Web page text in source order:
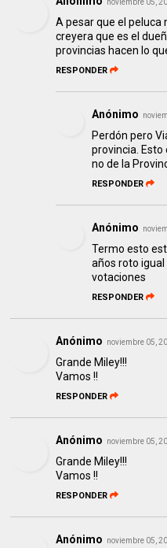
noviembre 05,
A pesar que el peluca
creyera que es el
provincias hacen lo
RESPONDER
Anónimo
Perdón pero
provincia. Esto
no de la
RESPONDER
Anónimo
Termo esto
años roto igual
votaciones
RESPONDER
Anónimo noviembre 05,
Grande Miley!!!
Vamos !!
RESPONDER
Anónimo noviembre 05,
Grande Miley!!!
Vamos !!
RESPONDER
Anónimo noviembre 05,